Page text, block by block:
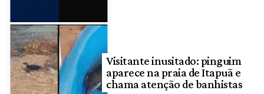
Visitante inusitado: pinguim
aparece na praia de Itapuã e
chama atenção de banhistas